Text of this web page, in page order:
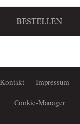
BESTELLEN
Kontakt Impressum
Cookie-Manager